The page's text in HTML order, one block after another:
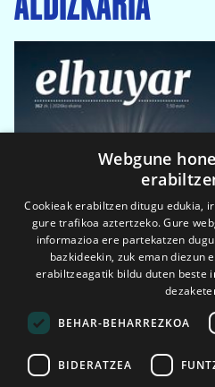
2026ko eka. 1a
Webgune
Cookieak erabiltzen ditugu edukia,
gure trafikoa aztertzeko. Gure
informazioa ere partekatzen
bazkideekin, zuk eman diezun
erabiltzeagatik bildu duten beste
BEHAR-BEHARREZKOA
BIDERATZEA